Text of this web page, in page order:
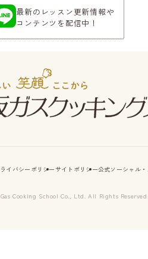
最新のレッスン更新情報や
コンテンツを配信中！
イバシーポリシーサイトポリシー公式ソーシャル
Cooking School Co., Ltd. All Rights